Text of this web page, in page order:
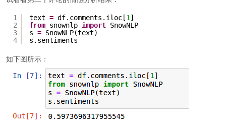
1
2
3
4
text = df.comments.iloc[1]
from snownlp import SnowNLP
s = SnowNLP(text)
s.sentiments
如下图所示：